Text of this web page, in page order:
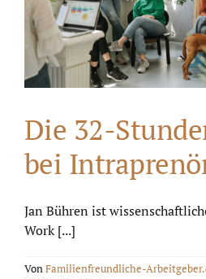
Die 32-
bei
Jan Bühren ist
Work [...]
VonFamilienfreundliche-